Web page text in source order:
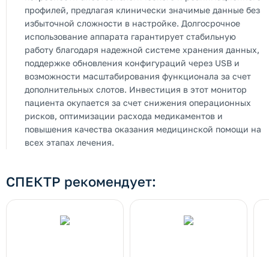
профилей, предлагая клинически значимые данные без
избыточной сложности в настройке. Долгосрочное
использование аппарата гарантирует стабильную
работу благодаря надежной системе хранения данных,
поддержке обновления конфигураций через USB и
возможности масштабирования функционала за счет
дополнительных слотов. Инвестиция в этот монитор
пациента окупается за счет снижения операционных
рисков, оптимизации расхода медикаментов и
повышения качества оказания медицинской помощи на
всех этапах лечения.
СПЕКТР рекомендует: